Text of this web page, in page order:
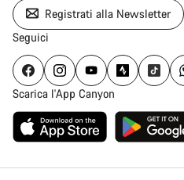
Registrati alla Newsletter
Seguici
Scarica l'App Canyon